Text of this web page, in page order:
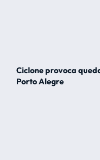
Ciclone provoca
Porto Alegre